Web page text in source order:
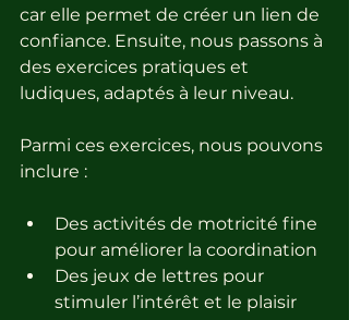
car elle permet de créer un lien de
confiance. Ensuite, nous passons à
des exercices pratiques et
ludiques, adaptés à leur niveau.
Parmi ces exercices, nous pouvons
inclure :
Des activités de motricité fine
pour améliorer la coordination
Des jeux de lettres pour
stimuler l’intérêt et le plaisir